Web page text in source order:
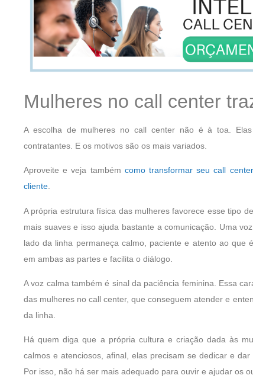
Mulheres no call center
A escolha de mulheres no call center não é à toa.
contratantes. E os motivos são os mais variados.
Aproveite e veja também como transformar seu call
cliente
A própria estrutura física das mulheres favorece esse tipo
mais suaves e isso ajuda bastante a comunicação. Uma
lado da linha permaneça calmo, paciente e atento ao que
em ambas as partes e facilita o diálogo.
A voz calma também é sinal da paciência feminina. Essa
das mulheres no call center, que conseguem atender e
da linha.
Há quem diga que a própria cultura e criação dada às
calmos e atenciosos, afinal, elas precisam se dedicar e
Por isso, não há ser mais adequado para ouvir e ajudar os